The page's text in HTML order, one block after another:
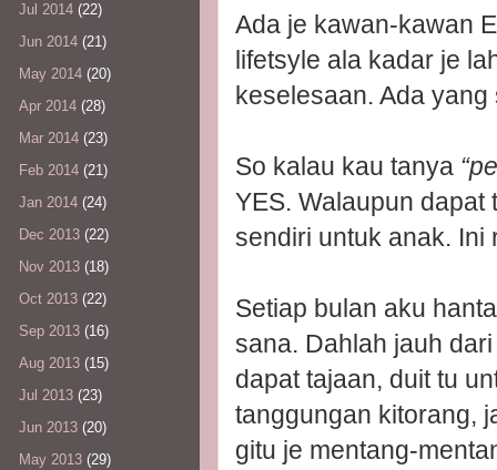
Ada je kawan-kawan
lifetsyle ala kadar je
keselesaan. Ada
So kalau kau tanya
YES. Walaupun
sendiri untuk anak. Ini
Setiap bulan aku
sana. Dahlah jauh
dapat tajaan, duit tu
tanggungan kitorang,
gitu je mentang-
Jul 2014 (22)
Jun 2014 (21)
May 2014 (20)
Apr 2014 (28)
Mar 2014 (23)
Feb 2014 (21)
Jan 2014 (24)
Dec 2013 (22)
Nov 2013 (18)
Oct 2013 (22)
Sep 2013 (16)
Aug 2013 (15)
Jul 2013 (23)
Jun 2013 (20)
May 2013 (29)